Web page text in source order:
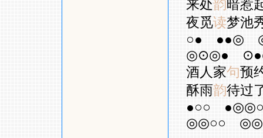
来处韵暗惹
夜觅读梦池
○●
●●◎
◎⊙◎●
酒人家句预
酥雨韵待过
●○○
◎◎○○